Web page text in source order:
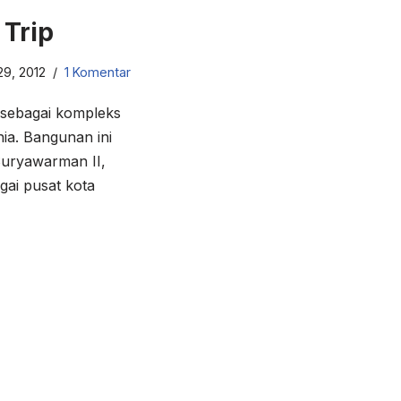
2012 1 Komentar
kompleks
Bangunan ini
II,
pusat kota